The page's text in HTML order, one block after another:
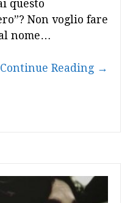
questo
Non voglio fare
nome…
Continue Reading →